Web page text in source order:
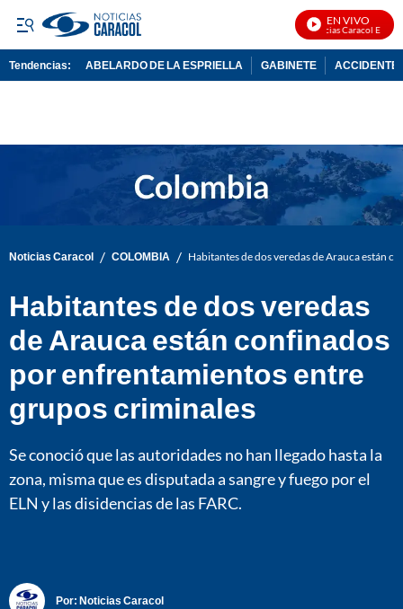
EN VIVO
Noticias Caracol En Vivo
Tendencias: ABELARDO DE LA ESPRIELLA GABINETE ACCIDENTE
Noticias Caracol / COLOMBIA / Habitantes de dos veredas de Arauca están
Habitantes de dos veredas
de Arauca están confinados
por enfrentamientos entre
grupos criminales
Se conoció que las autoridades no han llegado hasta la
zona, misma que es disputada a sangre y fuego por el
ELN y las disidencias de las FARC.
Por: Noticias Caracol